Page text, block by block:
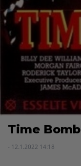
Time Bomb
- 12.1.2022 14:18